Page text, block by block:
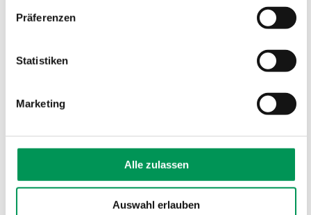
Präferenzen
Statistiken
Marketing
Alle zulassen
Auswahl erlauben
Unternehmensweites in sich geschlossenes
Sicherheit